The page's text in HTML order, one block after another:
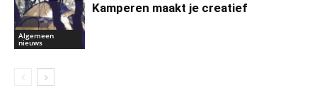
Algemeen
nieuws
Kamperen maakt je creatief